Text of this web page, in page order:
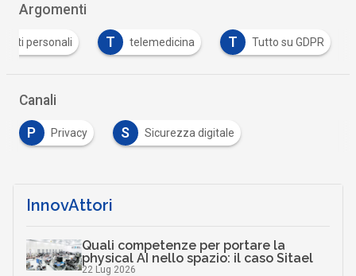
Argomenti
dati personali T telemedicina T Tutto su GDPR
Canali
P Privacy S Sicurezza digitale
InnovAttori
Quali competenze per portare la
physical AI nello spazio: il caso Sitael
22 Lug 2026